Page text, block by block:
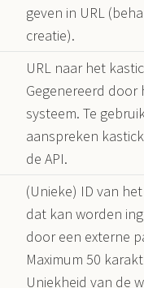
geven in URL
creatie).
URL naar het
Gegenereerd door
systeem. Te
aanspreken
de API.
(Unieke) ID van
dat kan worden
door een externe
Maximum 50
Uniekheid van de